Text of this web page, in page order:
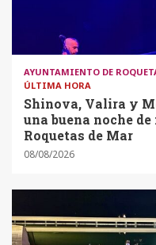
AYUNTAMIENTO DE
ÚLTIMA HORA
Shinova, Valira y
una buena noche
Roquetas de Mar
08/08/2026